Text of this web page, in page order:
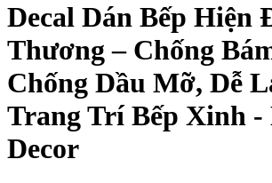
Decal Dán Bếp Hiện
Thương – Chống
Chống Dầu Mỡ, Dễ
Trang Trí Bếp Xinh -
Decor